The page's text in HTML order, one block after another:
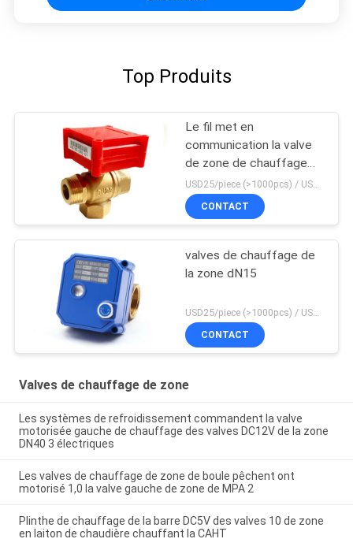
Top Produits
Le fil met en
communication la valve
de zone de chauffage
central
USD25/piece (>1000pcs) / USD26.5 (50-1000 pcs) MOQ:50 morceaux
CONTACT
valves de chauffage de
la zone dN15
USD25/piece (>1000pcs) / USD26.5 (50-1000 pcs) MOQ:50 morceaux
CONTACT
Valves de chauffage de zone
Les systèmes de refroidissement commandent la valve
motorisée gauche de chauffage des valves DC12V de la zone
DN40 3 électriques
Les valves de chauffage de zone de boule pêchent ont
motorisé 1,0 la valve gauche de zone de MPA 2
Plinthe de chauffage de la barre DC5V des valves 10 de zone
en laiton de chaudière chauffant la CAHT